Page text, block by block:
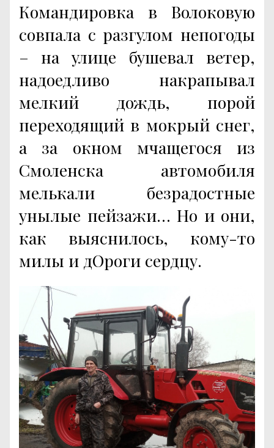
Командировка в Волоковую
совпала с разгулом непогоды
– на улице бушевал ветер,
надоедливо накрапывал
мелкий дождь, порой
переходящий в мокрый снег,
а за окном мчащегося из
Смоленска автомобиля
мелькали безрадостные
унылые пейзажи… Но и они,
как выяснилось, кому-то
милы и дОроги сердцу.